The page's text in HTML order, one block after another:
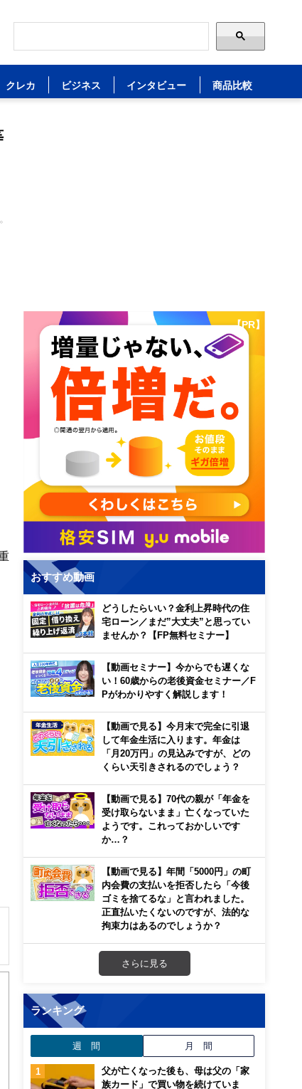
クレカ ビジネス インタビュー 商品比較
【PR】
おすすめ動画
どうしたらいい？金利上昇時代の住
宅ローン／まだ”大丈夫”と思ってい
ませんか？【FP無料セミナー】
【動画セミナー】今からでも遅くな
い！60歳からの老後資金セミナー／F
Pがわかりやすく解説します！
【動画で見る】今月末で完全に引退
して年金生活に入ります。年金は
「月20万円」の見込みですが、どの
くらい天引きされるのでしょう？
【動画で見る】70代の親が「年金を
受け取らないまま」亡くなっていた
ようです。これっておかしいです
か…？
【動画で見る】年間「5000円」の町
内会費の支払いを拒否したら「今後
ゴミを捨てるな」と言われました。
正直払いたくないのですが、法的な
拘束力はあるのでしょうか？
さらに見る
ランキング
週 間 月 間
父が亡くなった後も、母は父の「家
族カード」で買い物を続けていま